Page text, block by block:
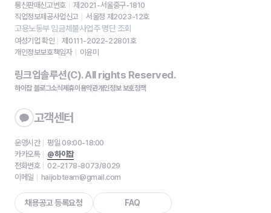
통신판매신고번호
제2021-서울중구-1810
직업정보제공사업신고
서울청 제2023-12호
고용노동부 임금체불사업주 명단 조회
여성기업 확인
제0111-2022-22801호
개인정보보호책임자
이윤미
링크업솔루션(C). All rights Reserved.
하이잡 블로그소식제휴이용약관개인정보 보호정책
고객센터
운영시간
평일 09:00-18:00
카카오톡
@하이잡
전화번호
02-2178-8073/8029
이메일
haijobteam@gmail.com
채용공고 등록요청 FAQ